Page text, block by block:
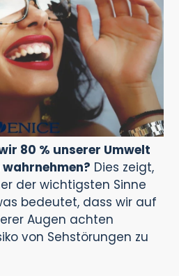
80 % unserer Umwelt
Dies zeigt,
der wichtigsten Sinne
bedeutet, dass wir auf
Augen achten
von Sehstörungen zu